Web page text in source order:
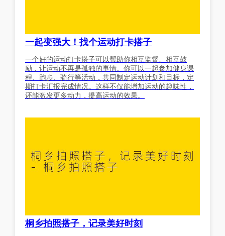
一起变强大！找个运动打卡搭子
一个好的运动打卡搭子可以帮助你相互监督、相互鼓
励，让运动不再是孤独的事情。你可以一起参加健身课
程、跑步、骑行等活动，共同制定运动计划和目标，定
期打卡汇报完成情况。这样不仅能增加运动的趣味性，
还能激发更多动力，提高运动的效果。
桐乡拍照搭子，记录美好时刻